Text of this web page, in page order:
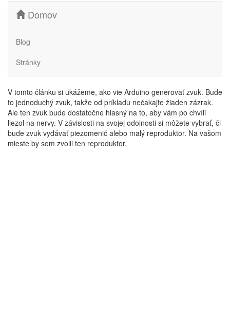
Domov
Blog
Stránky
V tomto článku si ukážeme, ako vie Arduino generovať zvuk. Bude
to jednoduchý zvuk, takže od príkladu nečakajte žiaden zázrak.
Ale ten zvuk bude dostatočne hlasný na to, aby vám po chvíli
liezol na nervy. V závislosti na svojej odolnosti si môžete vybrať, či
bude zvuk vydávať piezomenič alebo malý reproduktor. Na vašom
mieste by som zvolil ten reproduktor.